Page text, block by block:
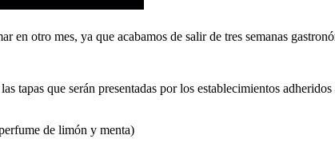
en otro mes, ya que acabamos de salir de tres semanas
tapas que serán presentadas por los establecimientos
de limón y menta)